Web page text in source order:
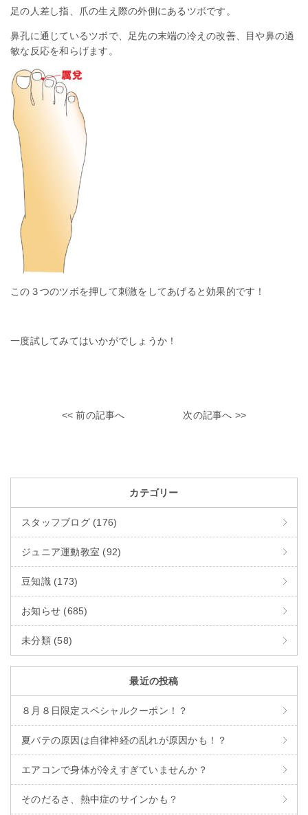
足の人差し指、爪の生え際の外側にあるツボです。
鼻孔に通じているツボで、足先の末端の冷えの改善、目や鼻の過
敏な反応を和らげます。
この３つのツボを押して刺激をしてあげると効果的です！
一度試してみてはいかがでしょうか！
<< 前の記事へ 次の記事へ >>
カテゴリー
スタッフブログ (176)
ジュニア運動教室 (92)
豆知識 (173)
お知らせ (685)
未分類 (58)
最近の投稿
８月８日限定スペシャルクーポン！？
夏バテの原因は自律神経の乱れが原因かも！？
エアコンで身体が冷えすぎていませんか？
そのだるさ、熱中症のサインかも？